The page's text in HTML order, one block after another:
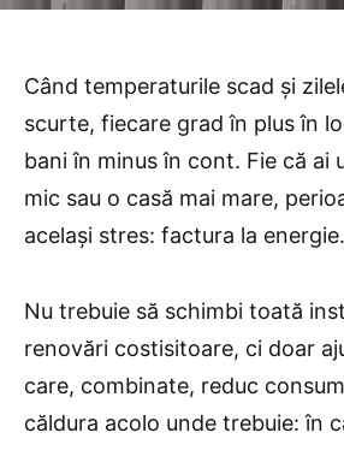
Când temperaturile scad și
scurte, fiecare grad în plus în
bani în minus în cont. Fie că ai
mic sau o casă mai mare,
același stres: factura la energie.
Nu trebuie să schimbi toată
renovări costisitoare, ci doar
care, combinate, reduc
căldura acolo unde trebuie: în